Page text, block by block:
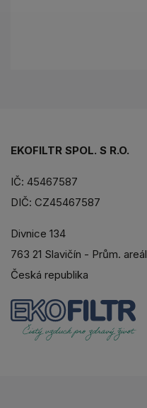
EKOFILTR SPOL. S R.O.
IČ: 45467587
DIČ: CZ45467587
Divnice 134
763 21 Slavičín - Prům. areál
Česká republika